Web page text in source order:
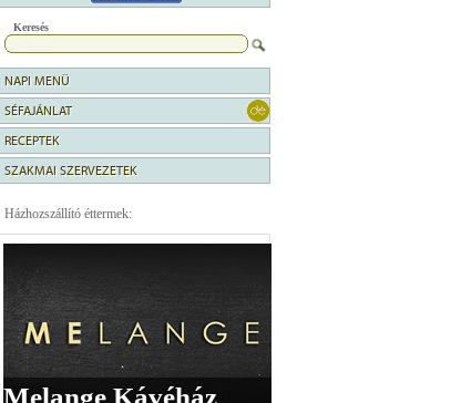
Keresés
NAPI MENÜ
SÉFAJÁNLAT
RECEPTEK
SZAKMAI SZERVEZETEK
Házhozszállító éttermek: